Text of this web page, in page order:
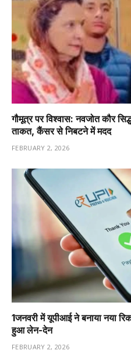
गौमूत्र पर विश्वास: नवजोत कौर
ताकत, कैंसर से निबटने में मदद
FEBRUARY 2, 2026
1️जनवरी में यूपीआई ने बनाया नया
हुआ लेन-देन
FEBRUARY 2, 2026